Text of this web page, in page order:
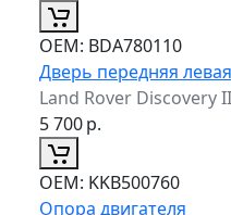
ОЕМ: BDA780110
Дверь передняя левая
Land Rover Discovery
5 700р.
ОЕМ: KKB500760
Опора двигателя